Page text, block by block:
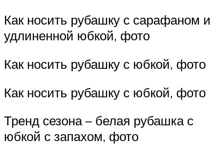
Как носить рубашку с сарафаном и
удлиненной юбкой, фото
Как носить рубашку с юбкой, фото
Как носить рубашку с юбкой, фото
Тренд сезона – белая рубашка с
юбкой с запахом, фото